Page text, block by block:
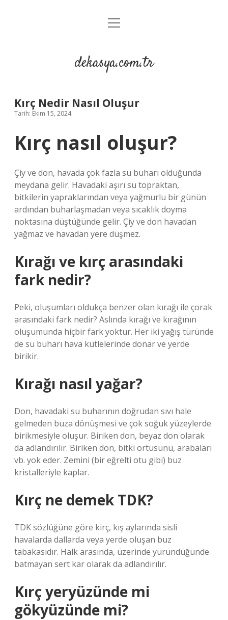
Anasayfa
Yasal Uyarı
menüyü
dekasya.com.tr
Kırç Nedir Nasıl Oluşur
Tarih: Ekim 15, 2024
Kırç nasıl oluşur?
Çiy ve don, havada çok fazla su buharı olduğunda
meydana gelir. Havadaki aşırı su topraktan,
bitkilerin yapraklarından veya yağmurlu bir günün
ardından buharlaşmadan veya sıcaklık doyma
noktasına düştüğünde gelir. Çiy ve don havadan
yağmaz ve havadan yere düşmez.
Kırağı ve kırç arasındaki
fark nedir?
Peki, oluşumları oldukça benzer olan kırağı ile çorak
arasındaki fark nedir? Aslında kırağı ve kırağının
oluşumunda hiçbir fark yoktur. Her iki yağış türünde
de su buharı hava kütlelerinde donar ve yerde
birikir.
Kırağı nasıl yağar?
Don, havadaki su buharının doğrudan sıvı hale
gelmeden buza dönüşmesi ve çok soğuk yüzeylerde
birikmesiyle oluşur. Biriken don, beyaz don olarak
da adlandırılır. Biriken don, bitki örtüsünü, arabaları
vb. yok eder. Zemini (bir eğrelti otu gibi) buz
kristalleriyle kaplar.
Kırç ne demek TDK?
TDK sözlüğüne göre kirç, kış aylarında sisli
havalarda dallarda veya yerde oluşan buz
tabakasıdır. Halk arasında, üzerinde yüründüğünde
batmayan sert kar olarak da adlandırılır.
Kırç yeryüzünde mi
gökyüzünde mi?